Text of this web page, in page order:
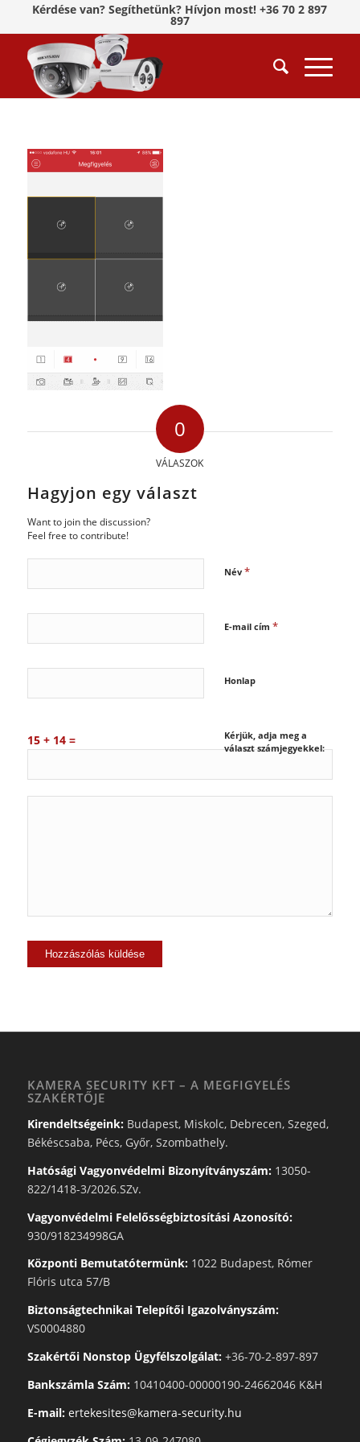
Kérdése van? Segíthetünk? Hívjon most! +36 70 2 897
897
0
VÁLASZOK
Hagyjon egy választ
Want to join the discussion?
Feel free to contribute!
Név *
E-mail cím *
Honlap
Kérjük, adja meg a
választ számjegyekkel:
15 + 14 =
KAMERA SECURITY KFT – A MEGFIGYELÉS
SZAKÉRTŐJE
Kirendeltségeink:Budapest, Miskolc, Debrecen, Szeged,
Békéscsaba, Pécs, Győr, Szombathely.
Hatósági Vagyonvédelmi Bizonyítványszám:13050-
822/1418-3/2026.SZv.
Vagyonvédelmi Felelősségbiztosítási Azonosító:
930/918234998GA
Központi Bemutatótermünk:1022 Budapest, Rómer
Flóris utca 57/B
Biztonságtechnikai Telepítői Igazolványszám:
VS0004880
Szakértői Nonstop Ügyfélszolgálat:+36-70-2-897-897
Bankszámla Szám:10410400-00000190-24662046 K&H
E-mail: ertekesites@kamera-security.hu